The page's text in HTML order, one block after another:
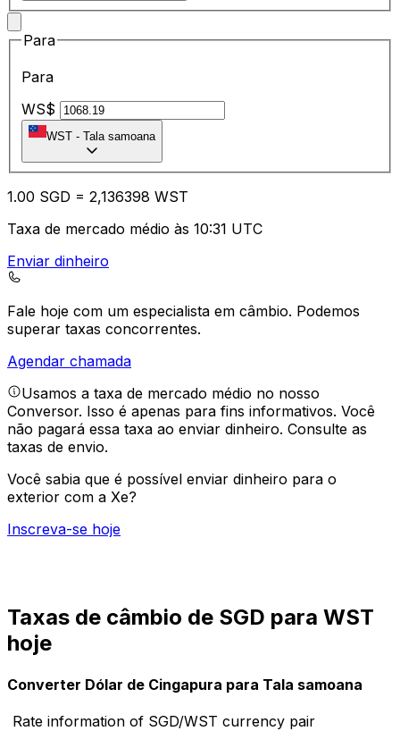
Para
Para
WS$
WST - Tala samoana
1.00 SGD = 2,136398 WST
Taxa de mercado médio às 10:31 UTC
Enviar dinheiro
Fale hoje com um especialista em câmbio. Podemos
superar taxas concorrentes.
Agendar chamada
Usamos a taxa de mercado médio no nosso
Conversor. Isso é apenas para fins informativos. Você
não pagará essa taxa ao enviar dinheiro. Consulte as
taxas de envio.
Você sabia que é possível enviar dinheiro para o
exterior com a Xe?
Inscreva-se hoje
Taxas de câmbio de SGD para WST
hoje
Converter Dólar de Cingapura para Tala samoana
Rate information of SGD/WST currency pair